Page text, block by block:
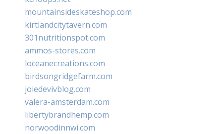
mountainsideskateshop.com
kirtlandcitytavern.com
301nutritionspot.com
ammos-stores.com
loceanecreations.com
birdsongridgefarm.com
joiedevivblog.com
valera-amsterdam.com
libertybrandhemp.com
norwoodinnwi.com